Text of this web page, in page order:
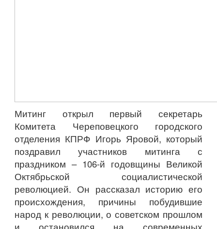
Митинг открыл первый секретарь
Комитета Череповецкого городского
отделения КПРФ Игорь Яровой, который
поздравил участников митинга с
праздником – 106-й годовщины Великой
Октябрьской социалистической
революцией. Он рассказал историю его
происхождения, причины побудившие
народ к революции, о советском прошлом